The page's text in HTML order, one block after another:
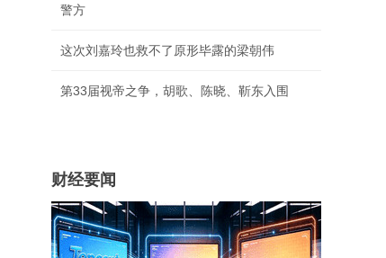
警方
这次刘嘉玲也救不了原形毕露的梁朝伟
第33届视帝之争，胡歌、陈晓、靳东入围
财经要闻